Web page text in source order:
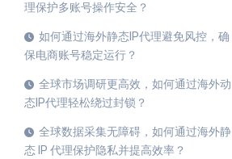
理保护多账号操作安全？
如何通过海外静态IP代理避免风控，确
保电商账号稳定运行？
全球市场调研更高效，如何通过海外动
态IP代理轻松绕过封锁？
全球数据采集无障碍，如何通过海外静
态 IP 代理保护隐私并提高效率？